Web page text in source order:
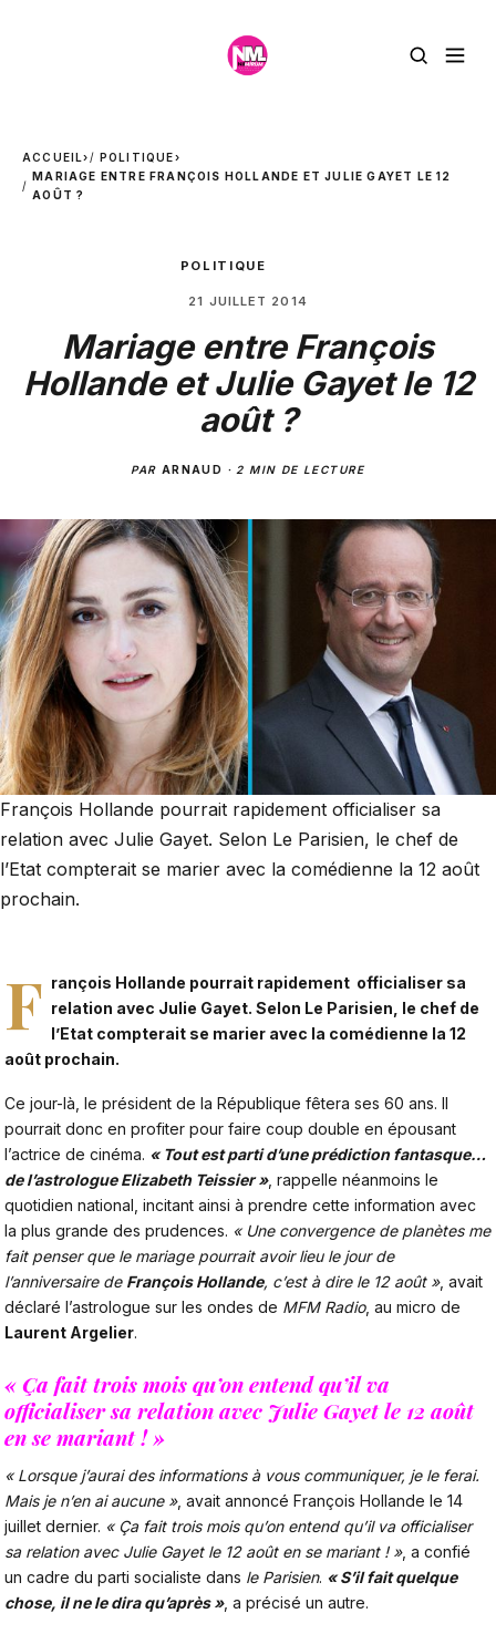
ACCUEIL› POLITIQUE›
MARIAGE ENTRE FRANÇOIS HOLLANDE ET JULIE GAYET LE 12
AOÛT ?
POLITIQUE
21 JUILLET 2014
Mariage entre François
Hollande et Julie Gayet le 12
août ?
PAR ARNAUD · 2 MIN DE LECTURE
François Hollande pourrait rapidement officialiser sa
relation avec Julie Gayet. Selon Le Parisien, le chef de
l’Etat compterait se marier avec la comédienne la 12 août
prochain.
F rançois Hollande pourrait rapidement officialiser sa
relation avec Julie Gayet. Selon Le Parisien, le chef de
l’Etat compterait se marier avec la comédienne la 12
août prochain.
Ce jour-là, le président de la République fêtera ses 60 ans. Il
pourrait donc en profiter pour faire coup double en épousant
l’actrice de cinéma. « Tout est parti d’une prédiction fantasque…
de l’astrologue Elizabeth Teissier », rappelle néanmoins le
quotidien national, incitant ainsi à prendre cette information avec
la plus grande des prudences. « Une convergence de planètes me
fait penser que le mariage pourrait avoir lieu le jour de
l’anniversaire de François Hollande, c’est à dire le 12 août », avait
déclaré l’astrologue sur les ondes de MFM Radio, au micro de
Laurent Argelier.
« Ça fait trois mois qu’on entend qu’il va
officialiser sa relation avec Julie Gayet le 12 août
en se mariant ! »
« Lorsque j’aurai des informations à vous communiquer, je le ferai.
Mais je n’en ai aucune », avait annoncé François Hollande le 14
juillet dernier. « Ça fait trois mois qu’on entend qu’il va officialiser
sa relation avec Julie Gayet le 12 août en se mariant ! », a confié
un cadre du parti socialiste dans le Parisien. « S’il fait quelque
chose, il ne le dira qu’après », a précisé un autre.